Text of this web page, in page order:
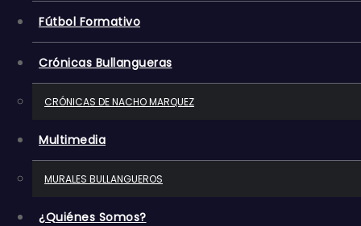
Fútbol Formativo
Crónicas Bullangueras
CRÓNICAS DE NACHO MARQUEZ
Multimedia
MURALES BULLANGUEROS
¿Quiénes Somos?